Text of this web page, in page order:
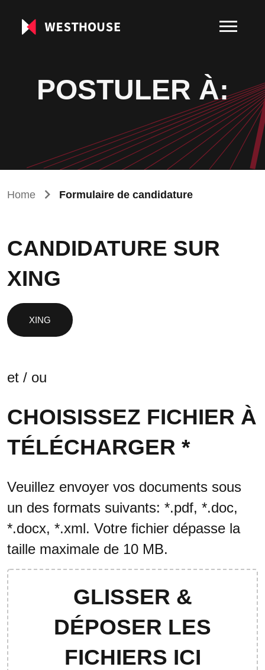
POSTULER À:
Home Formulaire de candidature
CANDIDATURE SUR
XING
et / ou
CHOISISSEZ FICHIER À
TÉLÉCHARGER *
Veuillez envoyer vos documents sous
un des formats suivants: *.pdf, *.doc,
*.docx, *.xml. Votre fichier dépasse la
taille maximale de 10 MB.
GLISSER &
DÉPOSER LES
FICHIERS ICI